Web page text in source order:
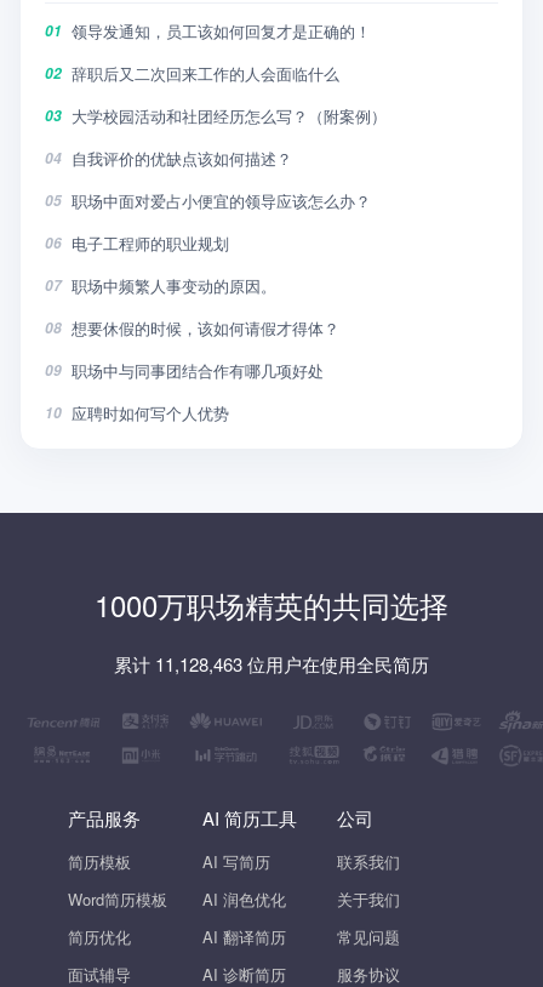
01 领导发通知，员工该如何回复才是正确的！
02 辞职后又二次回来工作的人会面临什么
03 大学校园活动和社团经历怎么写？（附案例）
04 自我评价的优缺点该如何描述？
05 职场中面对爱占小便宜的领导应该怎么办？
06 电子工程师的职业规划
07 职场中频繁人事变动的原因。
08 想要休假的时候，该如何请假才得体？
09 职场中与同事团结合作有哪几项好处
10 应聘时如何写个人优势
1000万职场精英的共同选择
累计 11,128,463 位用户在使用全民简历
产品服务
简历模板
Word简历模板
简历优化
面试辅导
AI 简历工具
AI 写简历
AI 润色优化
AI 翻译简历
AI 诊断简历
公司
联系我们
关于我们
常见问题
服务协议